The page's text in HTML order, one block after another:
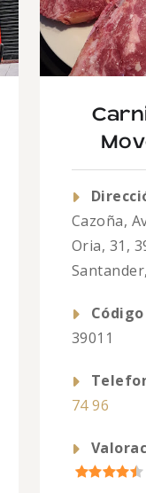
Cazoña,
Oria, 31,
39011
74 96